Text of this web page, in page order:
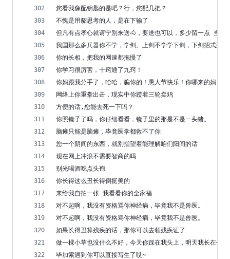
您看我像配钥匙的是吧？行，您配几把？
不愧是用貂思考的人，是在下输了
但凡有点孝心就请宁别来送🐴，要送也可以，多少留一点 当来
我国那么多兵器你不学，学剑。上剑不学学下剑，下剑招式那
你的长相，把我的网速都拖慢了
你学习很厉害，十窍通了九窍！
你妈跟我分手了，哈哈，骗你的！愚人节快乐！你哪来的妈
网络上你重拳出击，现实中你蹬着三轮卖鸡
方便的话,您能去死一下吗？
你照镜子了吗，你仔细看看，镜子里的那是不是一头猪。
脑瘫只能是脑瘫，毕竟医学都救不了你
您一个阴间的东西，就别指望着能理解咱们阳间的话
现在网上冲浪不需要智商的吗
别光喝酒吃点头孢
你长得这么丑长得倒挺美的
来给我自拍一张 我看看你的全家福
对不起啊，我没有资格骂你神经病，毕竟我不是兽医。
对不起啊，我没有资格骂你神经病，毕竟我不是兽医。 ​
如果长得丑算残疾的话，那你可以去领残疾证了
做一棵小草也没什么不好，今天你踩在我头上，明天我长在你坟
毕加索遇到你可以直接写生了哎~